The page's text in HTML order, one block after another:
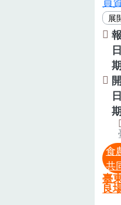
止
及
設
活
設
勿
會
有
參
告
並
取
行
八
容
必
程
後
宜
如
訓
響
響
的
重
權
止
及
行
112
發
育
格
法
定
業
具
資
於
內
管
辦
第
食
人
格
申
內
主
之
業
日
日
食
共
臺
良